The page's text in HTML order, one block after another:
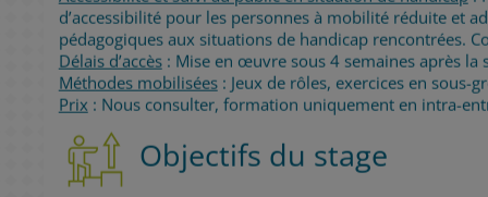
d’accessibilité pour les personnes à mobilité réduite et
pédagogiques aux situations de handicap rencontrées.
Délais d’accès: Mise en œuvre sous 4 semaines après la
Méthodes mobilisées: Jeux de rôles, exercices en sous-
Prix : Nous consulter, formation uniquement en intra-
Objectifs du stage